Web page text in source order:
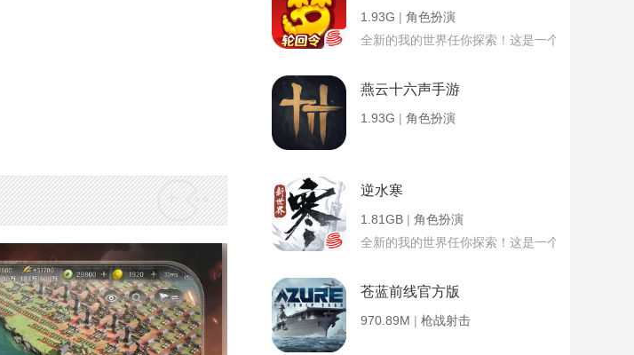
1.93G | 角色扮演
全新的我的世界任你探索！这是一个小提示字段。
燕云十六声手游
1.93G | 角色扮演
逆水寒
1.81GB | 角色扮演
全新的我的世界任你探索！这是一个小提示字段。
苍蓝前线官方版
970.89M | 枪战射击